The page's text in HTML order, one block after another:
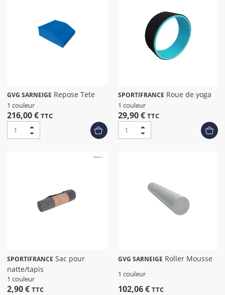
GVG SARNEIGE Repose Tete
1 couleur
216,00 € TTC
SPORTIFRANCE Roue de yoga
1 couleur
29,90 € TTC
SPORTIFRANCE
natte/tapis
1 couleur
2,90 € TTC
GVG SARNEIGE Roller Mousse
1 couleur
102,06 € TTC